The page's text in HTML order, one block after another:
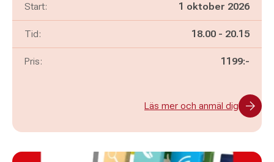
Start: 1 oktober 2026
Tid: Pågår mellan
18.00 - och
20.15
Pris: 1199:-
Läs mer och anmäl dig